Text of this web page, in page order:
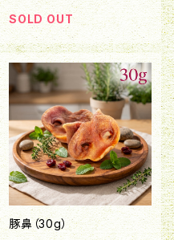
SOLD OUT
豚鼻（30g）